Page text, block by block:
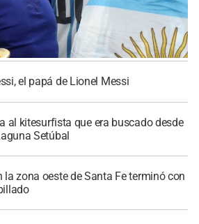
el papá de Lionel Messi
al kitesurfista que era buscado desde
Setúbal
la zona oeste de Santa Fe terminó con